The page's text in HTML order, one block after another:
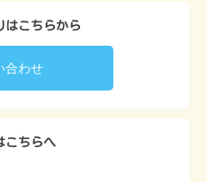
はこちらから
合わせ
こちらへ